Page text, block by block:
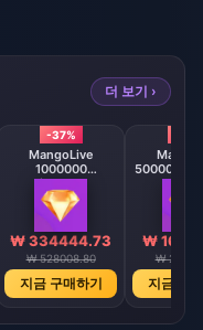
더 보기 ›
-37%
MangoLive
1000000
Diamonds
₩ 334444.73
₩ 528008.80
지금 구매하기
500000
₩
₩
지금 구